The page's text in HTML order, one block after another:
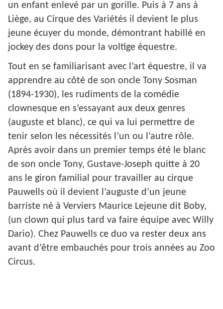
un enfant enlevé par un gorille. Puis à 7 ans à
Liège, au Cirque des Variétés il devient le plus
jeune écuyer du monde, démontrant habillé en
jockey des dons pour la voltige équestre.
Tout en se familiarisant avec l’art équestre, il va
apprendre au côté de son oncle Tony Sosman
(1894-1930), les rudiments de la comédie
clownesque en s’essayant aux deux genres
(auguste et blanc), ce qui va lui permettre de
tenir selon les nécessités l’un ou l’autre rôle.
Après avoir dans un premier temps été le blanc
de son oncle Tony, Gustave-Joseph quitte à 20
ans le giron familial pour travailler au cirque
Pauwells où il devient l’auguste d’un jeune
barriste né à Verviers Maurice Lejeune dit Boby,
(un clown qui plus tard va faire équipe avec Willy
Dario). Chez Pauwells ce duo va rester deux ans
avant d’être embauchés pour trois années au Zoo
Circus.